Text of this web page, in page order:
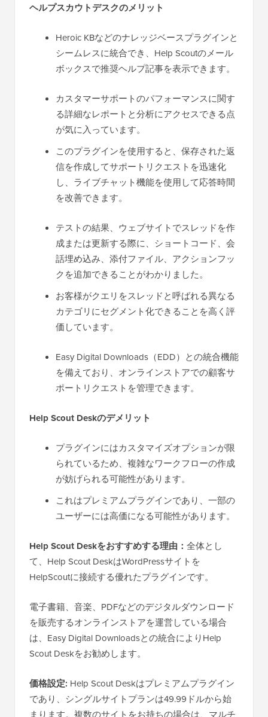
ヘルプスカウトデスクのメリット
Heroic KBなどのナレッジベースプラグインと
シームレスに統合でき、Help Scoutのメール
ボックスで推奨ヘルプ記事を表示できます。
カスタマーサポートのパフォーマンスに関す
る詳細なレポートと分析にアクセスできる点
が気に入っています。
このプラグインを使用すると、保存された返
信を作成してサポートリクエストを迅速化
し、ライブチャット機能を使用して応答時間
を改善できます。
テストの結果、ウェブサイトでスレッドを作
成または更新する際に、ショートコード、会
話埋め込み、添付ファイル、アクションフッ
クを追加できることがわかりました。
お客様がクエリをスレッドと呼ばれる異なる
カテゴリにセグメント化できることを高く評
価しています。
Easy Digital Downloads（EDD）との統合機能
を備えており、オンラインストアでの顧客サ
ポートリクエストを管理できます。
Help Scout Deskのデメリット
プラグインにはカスタマイズオプションが限
られているため、複雑なワークフローの作成
が妨げられる可能性があります。
これはプレミアムプラグインであり、一部の
ユーザーには高価になる可能性があります。
Help Scout Deskをおすすめする理由： 全体とし
て、Help Scout DeskはWordPressサイトを
HelpScoutに接続する優れたプラグインです。
電子書籍、音楽、PDFなどのデジタルダウンロード
を販売するオンラインストアを運営している場合
は、Easy Digital Downloadsとの統合によりHelp
Scout Deskをお勧めします。
価格設定: Help Scout Deskはプレミアムプラグイン
であり、シングルサイトプランは49.99ドルから始
まります。複数のサイトをお持ちの場合は、マルチ